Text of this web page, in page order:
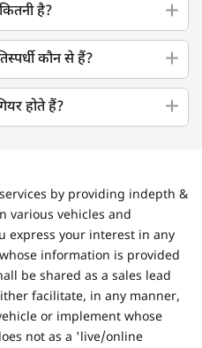
है?
कौन से हैं?
होते हैं?
by providing indepth &
various vehicles and
express your interest in any
information is provided
be shared as a sales lead
facilitate, in any manner,
or implement whose
not as a 'live/online